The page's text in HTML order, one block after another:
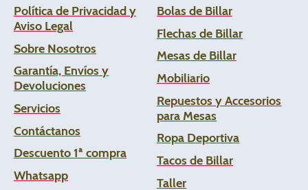
Política de Privacidad y
Aviso Legal
Sobre Nosotros
Garantía, Envíos y
Devoluciones
Servicios
Contáctanos
Descuento 1ª compra
Whatsapp
Bolas de Billar
Flechas de Billar
Mesas de Billar
Mobiliario
Repuestos y Accesorios
para Mesas
Ropa Deportiva
Tacos de Billar
Taller